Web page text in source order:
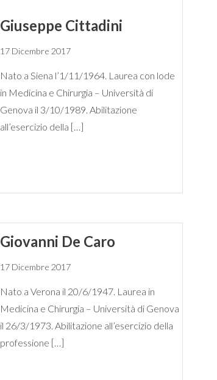
Giuseppe Cittadini
17 Dicembre 2017
Nato a Siena l’1/11/1964. Laurea con lode
in Medicina e Chirurgia – Università di
Genova il 3/10/1989. Abilitazione
all’esercizio della […]
Giovanni De Caro
17 Dicembre 2017
Nato a Verona il 20/6/1947. Laurea in
Medicina e Chirurgia – Università di Genova
il 26/3/1973. Abilitazione all’esercizio della
professione […]